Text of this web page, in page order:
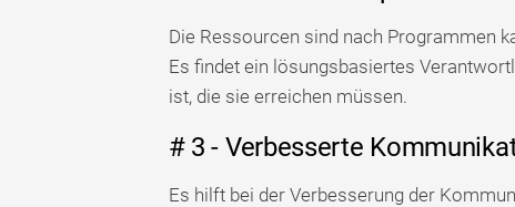
Die Ressourcen sind nach Programmen
Es findet ein lösungsbasiertes
ist, die sie erreichen müssen.
# 3 - Verbesserte
Es hilft bei der Verbesserung der